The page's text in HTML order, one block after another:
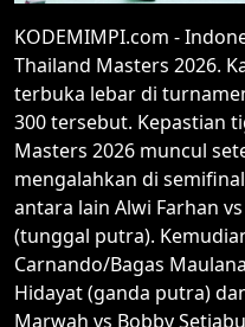
KODEMIMPI.com -
Thailand Masters 2026.
terbuka lebar di
300 tersebut. Kepastian
Masters 2026 muncul
mengalahkan di
antara lain Alwi Farhan
(tunggal putra).
Carnando/Bagas
Hidayat (ganda putra)
Marwah vs Bobby